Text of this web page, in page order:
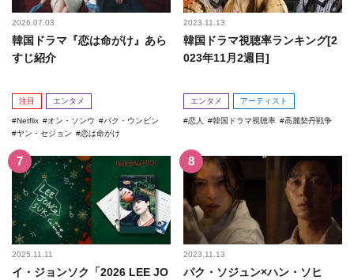
2026.07.03
韓国ドラマ『恋は命がけ』あら
すじ紹介
注目 エンタメ
Netflix オン・ソンウ
パク・ウンビン
ヤン・セジョン
恋は命がけ
2023.11.13
韓国ドラマ視聴率ランキング[2
023年11月2週目]
エンタメ アーティスト
恋人 韓国ドラマ視聴率 高麗契丹戦争
2025.11.11
イ・ジョンソク「2026 LEE JO
2023.11.13
パク・ソジュン×ハン・ソヒ